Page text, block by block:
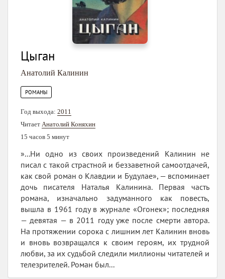
Цыган
Анатолий Калинин
РОМАНЫ
Год выхода: 2011
Читает Анатолий Коняхин
15 часов 5 минут
»...Ни одно из своих произведений Калинин не
писал с такой страстной и беззаветной самоотдачей,
как свой роман о Клавдии и Будулае», — вспоминает
дочь писателя Наталья Калинина. Первая часть
романа, изначально задуманного как повесть,
вышла в 1961 году в журнале «Огонек»; последняя
— девятая — в 2011 году уже после смерти автора.
На протяжении сорока с лишним лет Калинин вновь
и вновь возвращался к своим героям, их трудной
любви, за их судьбой следили миллионы читателей и
телезрителей. Роман был...